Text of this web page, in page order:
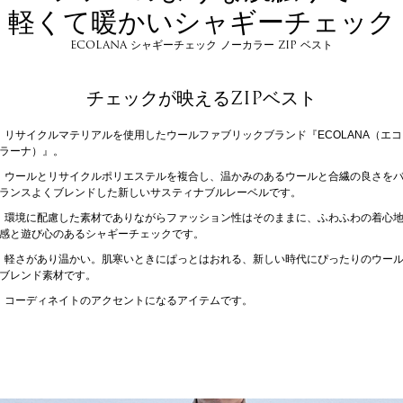
軽くて暖かいシャギーチェック
ECOLANA シャギーチェック ノーカラー ZIP ベスト
チェックが映えるZIPベスト
リサイクルマテリアルを使用したウールファブリックブランド『ECOLANA（エコ
ラーナ）』。
ウールとリサイクルポリエステルを複合し、温かみのあるウールと合繊の良さをバ
ランスよくブレンドした新しいサスティナブルレーベルです。
環境に配慮した素材でありながらファッション性はそのままに、ふわふわの着心地
感と遊び心のあるシャギーチェックです。
軽さがあり温かい。肌寒いときにぱっとはおれる、新しい時代にぴったりのウール
ブレンド素材です。
コーディネイトのアクセントになるアイテムです。